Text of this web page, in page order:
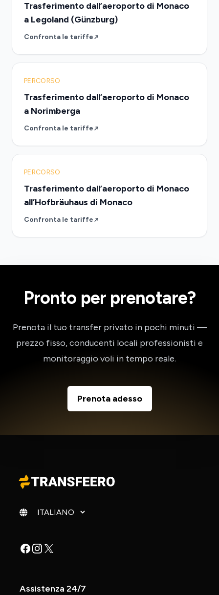
Trasferimento dall’aeroporto di Monaco
a Legoland (Günzburg)
Confronta le tariffe
PERCORSO
Trasferimento dall’aeroporto di Monaco
a Norimberga
Confronta le tariffe
PERCORSO
Trasferimento dall’aeroporto di Monaco
all’Hofbräuhaus di Monaco
Confronta le tariffe
Pronto per prenotare?
Prenota il tuo transfer privato in pochi minuti —
prezzo fisso, conducenti locali professionisti e
monitoraggio voli in tempo reale.
Prenota adesso
Cambia lingua
Facebook
Instagram
X
Assistenza 24/7